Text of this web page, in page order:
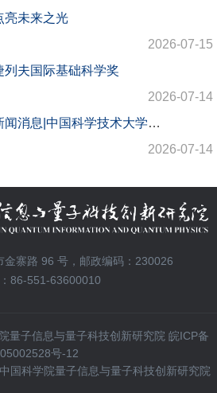
亮未来之光
2026-07-15
列夫国际基础科学奖
2026-07-14
【大皖新闻客户端】元新闻消息|中国科学技术大学潘建伟教授获第三届联合国教科文组织—俄罗斯门捷列夫基础科学国际奖
2026-07-14
金寨路 96 号，邮政编码：230026
86-551-63600010
量子信息与量子科技创新研究院 皖ICP备
05002528号-12
中国科学院量子信息与量子科技创新研究院